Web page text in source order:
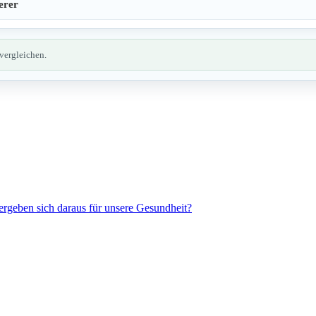
sich daraus für unsere Gesundheit?